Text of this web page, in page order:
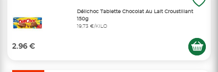
Délichoc Tablette Chocolat Au Lait Croustillant
150g
19,73 €/KILO
2.96 €